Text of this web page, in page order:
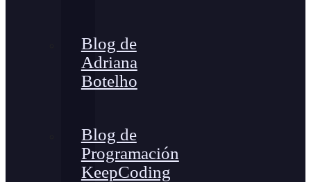
Blog de
Adriana
Botelho
Blog de
Programación
KeepCoding